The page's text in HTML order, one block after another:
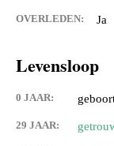
OVERLEDEN: Ja
Levensloop
0 JAAR:
29 JAAR: